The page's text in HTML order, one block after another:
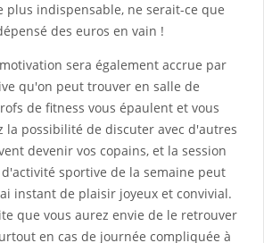
plus indispensable, ne serait-ce que
des euros en vain !
sera également accrue par
qu'on peut trouver en salle de
de fitness vous épaulent et vous
la possibilité de discuter avec d'autres
devenir vos copains, et la session
sportive de la semaine peut
instant de plaisir joyeux et convivial.
que vous aurez envie de le retrouver
en cas de journée compliquée à